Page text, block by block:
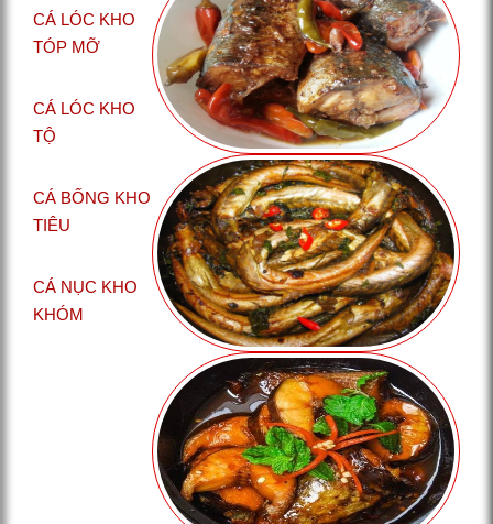
CÁ LÓC KHO
TÓP MỠ
CÁ LÓC KHO
TỘ
CÁ BỐNG KHO
TIÊU
CÁ NỤC KHO
KHÓM